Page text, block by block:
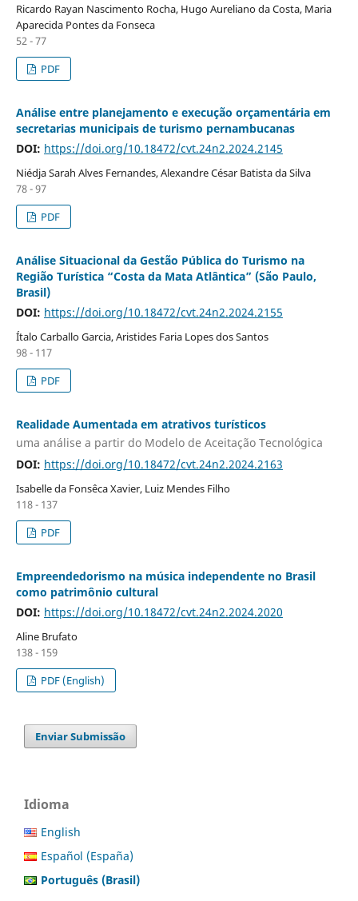
Ricardo Rayan Nascimento Rocha, Hugo Aureliano da Costa, Maria
Aparecida Pontes da Fonseca
52 - 77
PDF
Análise entre planejamento e execução orçamentária em
secretarias municipais de turismo pernambucanas
DOI: https://doi.org/10.18472/cvt.24n2.2024.2145
Niédja Sarah Alves Fernandes, Alexandre César Batista da Silva
78 - 97
PDF
Análise Situacional da Gestão Pública do Turismo na
Região Turística “Costa da Mata Atlântica” (São Paulo,
Brasil)
DOI: https://doi.org/10.18472/cvt.24n2.2024.2155
Ítalo Carballo Garcia, Aristides Faria Lopes dos Santos
98 - 117
PDF
Realidade Aumentada em atrativos turísticos
uma análise a partir do Modelo de Aceitação Tecnológica
DOI: https://doi.org/10.18472/cvt.24n2.2024.2163
Isabelle da Fonsêca Xavier, Luiz Mendes Filho
118 - 137
PDF
Empreendedorismo na música independente no Brasil
como patrimônio cultural
DOI: https://doi.org/10.18472/cvt.24n2.2024.2020
Aline Brufato
138 - 159
PDF (English)
Enviar Submissão
Idioma
English
Español (España)
Português (Brasil)